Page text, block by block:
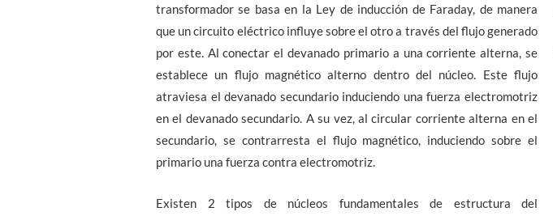
transformador se basa en la Ley de inducción de Faraday, de manera
que un circuito eléctrico influye sobre el otro a través del flujo generado
por este. Al conectar el devanado primario a una corriente alterna, se
establece un flujo magnético alterno dentro del núcleo. Este flujo
atraviesa el devanado secundario induciendo una fuerza electromotriz
en el devanado secundario. A su vez, al circular corriente alterna en el
secundario, se contrarresta el flujo magnético, induciendo sobre el
primario una fuerza contra electromotriz.
Existen 2 tipos de núcleos fundamentales de estructura del